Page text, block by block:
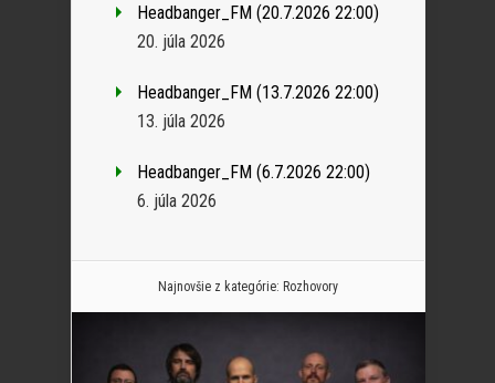
Headbanger_FM (20.7.2026 22:00)
20. júla 2026
Headbanger_FM (13.7.2026 22:00)
13. júla 2026
Headbanger_FM (6.7.2026 22:00)
6. júla 2026
Najnovšie z kategórie: Rozhovory